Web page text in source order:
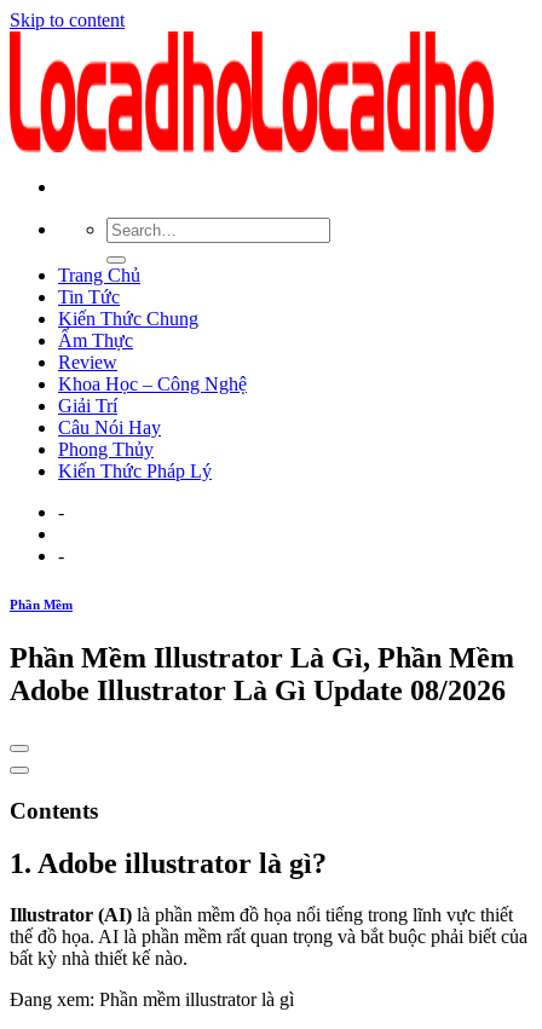
Skip to content
Trang Chủ
Tin Tức
Kiến Thức Chung
Ẩm Thực
Review
Khoa Học – Công Nghệ
Giải Trí
Câu Nói Hay
Phong Thủy
Kiến Thức Pháp Lý
-
-
Phần Mềm
Phần Mềm Illustrator Là Gì, Phần Mềm
Adobe Illustrator Là Gì Update 08/2026
Contents
1. Adobe illustrator là gì?
Illustrator (AI) là phần mềm đồ họa nổi tiếng trong lĩnh vực thiết
thế đồ họa. AI là phần mềm rất quan trọng và bắt buộc phải biết của
bất kỳ nhà thiết kế nào.
Đang xem: Phần mềm illustrator là gì